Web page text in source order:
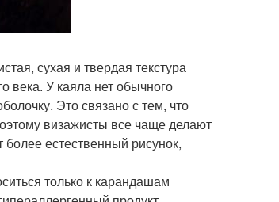
сухая и твердая текстура
века. У каяла нет обычного
Это связано с тем, что
визажисты все чаще делают
естественный рисунок,
только к карандашам